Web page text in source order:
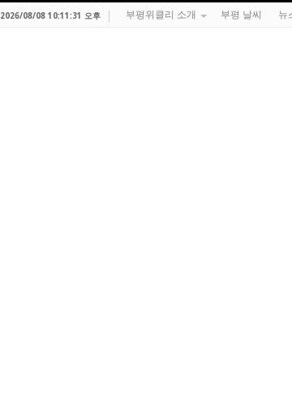
2026/08/08 10:11:31 오후 부평위클리 소개 부평 날씨 뉴